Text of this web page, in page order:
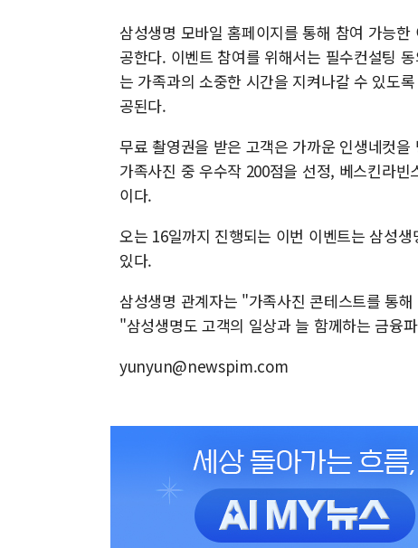
삼성생명 모바일 홈페이지를 통해 참여 가능
공한다. 이벤트 참여를 위해서는 필수컨설팅
는 가족과의 소중한 시간을 지켜나갈 수 있도
공된다.
무료 촬영권을 받은 고객은 가까운 인생네컷
가족사진 중 우수작 200점을 선정, 베스킨라
이다.
오는 16일까지 진행되는 이번 이벤트는 삼성
있다.
삼성생명 관계자는 "가족사진 콘테스트를 통
"삼성생명도 고객의 일상과 늘 함께하는 금융
yunyun@newspim.com